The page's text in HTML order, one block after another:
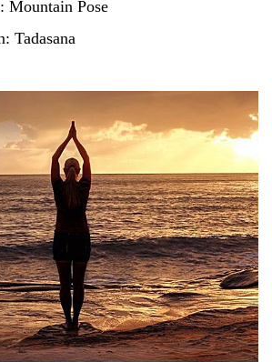
Mountain Pose
Tadasana